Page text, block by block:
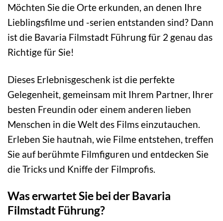
Möchten Sie die Orte erkunden, an denen Ihre
Lieblingsfilme und -serien entstanden sind? Dann
ist die Bavaria Filmstadt Führung für 2 genau das
Richtige für Sie!
Dieses Erlebnisgeschenk ist die perfekte
Gelegenheit, gemeinsam mit Ihrem Partner, Ihrer
besten Freundin oder einem anderen lieben
Menschen in die Welt des Films einzutauchen.
Erleben Sie hautnah, wie Filme entstehen, treffen
Sie auf berühmte Filmfiguren und entdecken Sie
die Tricks und Kniffe der Filmprofis.
Was erwartet Sie bei der Bavaria
Filmstadt Führung?